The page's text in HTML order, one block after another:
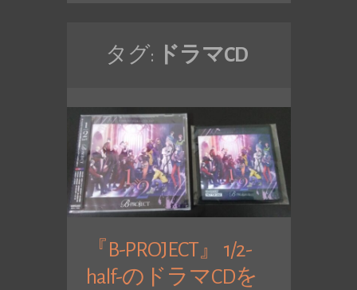
タグ: ドラマCD
『B-PROJECT』 1/2-
half-のドラマCDを